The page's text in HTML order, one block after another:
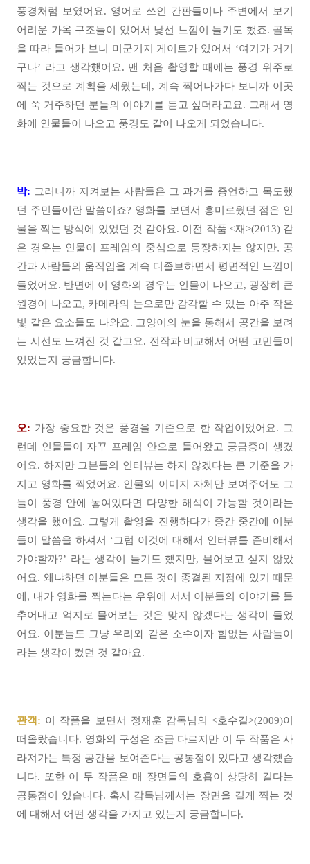
풍경처럼 보였어요. 영어로 쓰인 간판들이나 주변에서 보기
어려운 가옥 구조들이 있어서 낯선 느낌이 들기도 했죠. 골목
을 따라 들어가 보니 미군기지 게이트가 있어서 ‘여기가 거기
구나’ 라고 생각했어요. 맨 처음 촬영할 때에는 풍경 위주로
찍는 것으로 계획을 세웠는데, 계속 찍어나가다 보니까 이곳
에 쭉 거주하던 분들의 이야기를 듣고 싶더라고요. 그래서 영
화에 인물들이 나오고 풍경도 같이 나오게 되었습니다.
박: 그러니까 지켜보는 사람들은 그 과거를 증언하고 목도했
던 주민들이란 말씀이죠? 영화를 보면서 흥미로웠던 점은 인
물을 찍는 방식에 있었던 것 같아요. 이전 작품 <재>(2013) 같
은 경우는 인물이 프레임의 중심으로 등장하지는 않지만, 공
간과 사람들의 움직임을 계속 디졸브하면서 평면적인 느낌이
들었어요. 반면에 이 영화의 경우는 인물이 나오고, 굉장히 큰
원경이 나오고, 카메라의 눈으로만 감각할 수 있는 아주 작은
빛 같은 요소들도 나와요. 고양이의 눈을 통해서 공간을 보려
는 시선도 느껴진 것 같고요. 전작과 비교해서 어떤 고민들이
있었는지 궁금합니다.
오: 가장 중요한 것은 풍경을 기준으로 한 작업이었어요. 그
런데 인물들이 자꾸 프레임 안으로 들어왔고 궁금증이 생겼
어요. 하지만 그분들의 인터뷰는 하지 않겠다는 큰 기준을 가
지고 영화를 찍었어요. 인물의 이미지 자체만 보여주어도 그
들이 풍경 안에 놓여있다면 다양한 해석이 가능할 것이라는
생각을 했어요. 그렇게 촬영을 진행하다가 중간 중간에 이분
들이 말씀을 하셔서 ‘그럼 이것에 대해서 인터뷰를 준비해서
가야할까?’ 라는 생각이 들기도 했지만, 물어보고 싶지 않았
어요. 왜냐하면 이분들은 모든 것이 종결된 지점에 있기 때문
에, 내가 영화를 찍는다는 우위에 서서 이분들의 이야기를 들
추어내고 억지로 물어보는 것은 맞지 않겠다는 생각이 들었
어요. 이분들도 그냥 우리와 같은 소수이자 힘없는 사람들이
라는 생각이 컸던 것 같아요.
관객: 이 작품을 보면서 정재훈 감독님의 <호수길>(2009)이
떠올랐습니다. 영화의 구성은 조금 다르지만 이 두 작품은 사
라져가는 특정 공간을 보여준다는 공통점이 있다고 생각했습
니다. 또한 이 두 작품은 매 장면들의 호흡이 상당히 길다는
공통점이 있습니다. 혹시 감독님께서는 장면을 길게 찍는 것
에 대해서 어떤 생각을 가지고 있는지 궁금합니다.